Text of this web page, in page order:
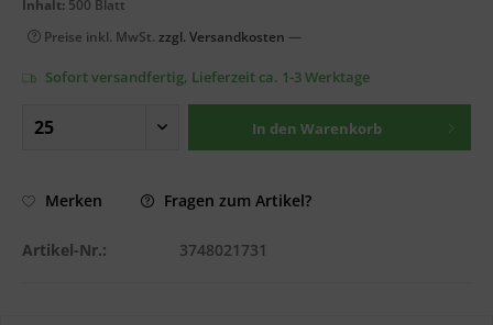
Inhalt: 500 Blatt
Preise inkl. MwSt. zzgl. Versandkosten —
Sofort versandfertig, Lieferzeit ca. 1-3 Werktage
In den Warenkorb
Merken Fragen zum Artikel?
Artikel-Nr.: 3748021731